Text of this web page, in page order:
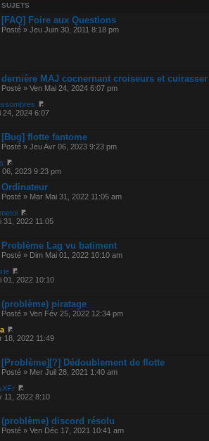
SUJETS
[FAQ] Foire aux Questions
Posté » Jeu Juin 30, 2011 8:18 pm
dernière MAJ cocnernant croiseurs et cuirasser
Posté » Ven Mai 24, 2024 6:07 pm
24, 2024 6:07
|Bug] flotte fantome
Posté » Jeu Avr 06, 2023 9:23 pm
06, 2023 9:23 pm
Ordinateur
Posté » Mar Mai 31, 2022 11:05 am
31, 2022 11:05
Problème Lag vu batiment
Posté » Dim Mai 01, 2022 10:10 am
01, 2022 10:10
(problème) piratage
Posté » Ven Fév 25, 2022 12:34 pm
18, 2022 11:49
[Problème][?] Dédoublement de flotte
Posté » Mer Juil 28, 2021 1:40 am
11, 2022 8:10
(problème) discord résolu
Posté » Ven Déc 17, 2021 10:41 am